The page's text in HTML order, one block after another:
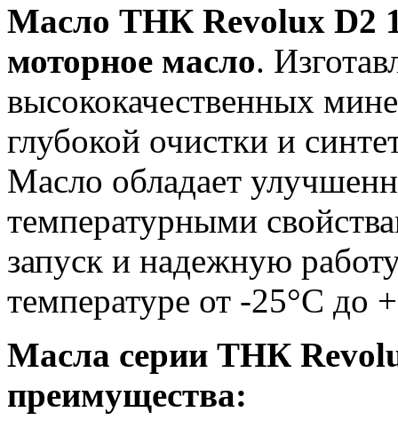
Масло ТНК Revolux D2
моторное масло.
высококачественных
глубокой очистки и
Масло обладает
температурными
запуск и надежную
температуре от -25°С до
Масла серии ТНК
преимущества: